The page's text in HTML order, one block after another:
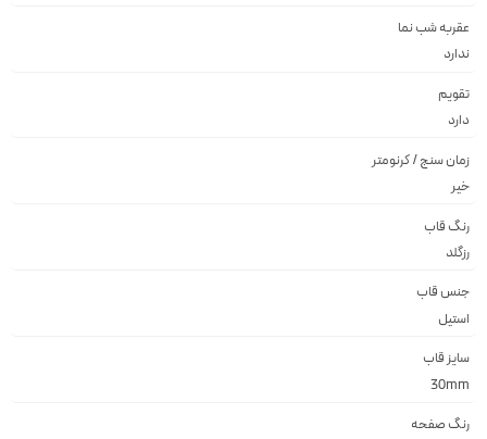
عقربه شب نما
ندارد
تقویم
دارد
زمان سنج / کرنومتر
خیر
رنگ قاب
رزگلد
جنس قاب
استيل
سایز قاب
30mm
رنگ صفحه